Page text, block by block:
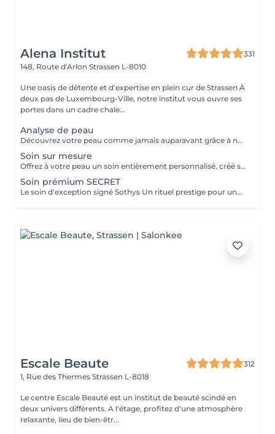
Alena Institut
331
148, Route d'Arlon Strassen L-8010
Une oasis de détente et d'expertise en plein cur de Strassen À
deux pas de Luxembourg-Ville, notre institut vous ouvre ses
portes dans un cadre chale...
Analyse de peau
Découvrez votre peau comme jamais auparavant grâce à notre diagnostic cutané avancé. À l'aide d'un analyseur professionnel et de l'oeil expert de votre esthéticienne, nous évaluons différents paramètres essentiels tels que l'hydratation, le sébum, la profondeur des rides , l'état de votre barrière cutané et beaucoup d'autre mesures afin d'obtenir une vision précise de l'état de votre peau. Cette analyse nous permet de cibler vos besoins réels et de vous orienter vers les soins et les produits les plus adaptés pour optimiser vos résultats. Un véritable point de départ pour construire une routine beauté efficace et personnalisée. Diagnostic offert lorsqu'il est réalisé dans le cadre d'un soin ou à l'achat de produits.
Soin sur mesure
Offrez à votre peau un soin entièrement personnalisé, créé sur mesure par votre experte Sothys selon ses besoins du moment. Grâce à un analyseur professionnel et à l'il expert de votre esthéticienne, nous évaluons différents paramètres essentiels : hydratation, sébum, profondeur des rides, état de la barrière cutanée et bien d'autres mesures. Ce diagnostic précis permet d'identifier les besoins réels de votre peau et d'adapter chaque étape du soin : nettoyage profond, exfoliation ciblée, modelage expert, masque haute performance et sélection d'actifs Sothys selon votre objectif hydratation, éclat, apaisement, anti-âge ou pureté. Un seul soin, des milliers de possibilités, pour rééquilibrer votre peau et révéler un teint plus lumineux, plus lisse et plus uniforme dès la première séance. Un véritable point de départ pour construire une routine beauté efficace, avec des soins et des produits parfaitement adaptés à votre peau.
Soin prémium SECRET
Le soin d'exception signé Sothys Un rituel prestige pour une transformation visible de la peau et une expérience sensorielle incomparable. Ce soin d'exception combine des manoeuvres expertes Sothys, des textures nobles, un double modelage visage sur-mesure et un masque haute performance pour lisser, repulper et illuminer intensément la peau. Grâce à une séquence unique de gestes précis et enveloppants, le Rituel Secret offre un moment de lâcher-prise total et des résultats visibles dès la première séance : peau éclatante, lissée, revitalisée et profondément nourrie. Un soin rare, élégant, pensé pour les clientes exigeantes qui recherchent : - une expérience prémium, - des résultats anti-âge visibles rapidement, - un moment d'exception, hors du temps, réservé aux instituts experts Sothys.
Escale Beaute
312
1, Rue des Thermes Strassen L-8018
Le centre Escale Beauté est un institut de beauté scindé en
deux univers différents. A l'étage, profitez d'une atmosphère
relaxante, lieu de bien-êtr...